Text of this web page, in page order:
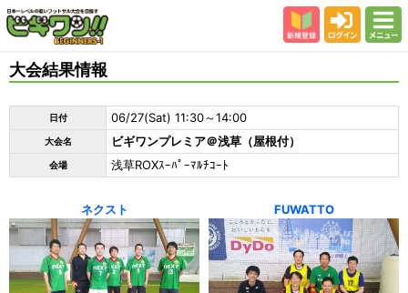
会場
大会結果
よくある質問
参加者の声
大会結果情報
日付 06/27(Sat) 11:30～14:00
大会名 ビギワンプレミア＠浅草（屋根付）
会場 浅草ROXｽｰﾊﾟｰﾏﾙﾁｺｰﾄ
ネクスト FUWATTO